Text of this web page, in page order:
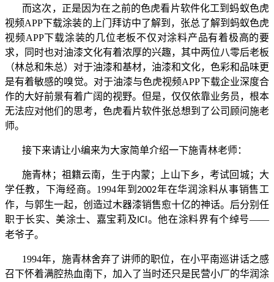
而这次，正是因为在之前的色虎看片软件化工到蚂蚁色虎
视频APP下载涂装的上门拜访中了解到， 张总了解到蚂蚁色虎
视频APP下载涂装的几位老板不仅对涂料产品有着极高的要
求，同时也对油漆文化有着浓厚的兴趣，其中两位八零后老板
（林总和朱总）对于油漆和基材，油漆和文化，色彩和品味更
是有着敏感的嗅觉。对于油漆与色虎视频APP下载企业深度合
作的大好前景有着广阔的视野。但是，仅仅依靠业务员，根本
无法应对他们的思考， 色虎看片软件张总想到了公司顾问施老
师。
接下来请让小编来为大家简单介绍一下施青林老师：
施青林；祖籍云南，生于内蒙；上山下乡，考试回城；大
学任教，下海经商。1994年到 2002年在华润涂料从事销售工
作，与郭生一起，创造过木器漆销售愈十亿的神话。后分别任
职于长实、美涂士、嘉宝莉及 ICI 。他在涂料界有个绰号——
老爷子。
1994年，施青林舍弃了讲师的职位，在小平南巡讲话之感
召下怀着满腔热血南下，加入了当时还只是民营小厂的华润涂